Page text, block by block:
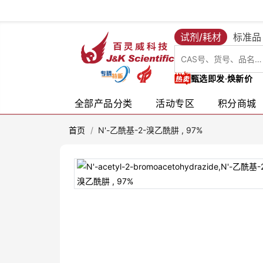
试剂/耗材 标准品
甄选即发·焕新价
全部产品分类 活动专区 积分商城
首页 / N'-乙酰基-2-溴乙酰肼 , 97%